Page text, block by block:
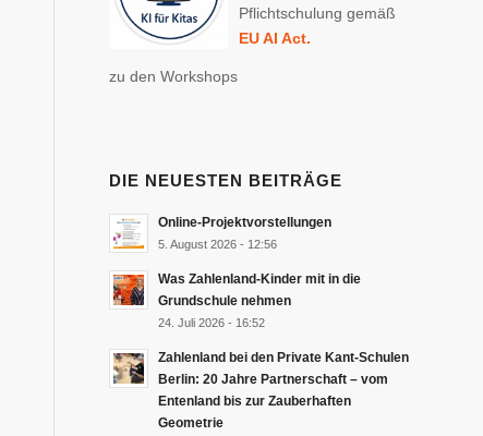
Pflichtschulung gemäß
EU AI Act.
zu den Workshops
DIE NEUESTEN BEITRÄGE
Online-Projektvorstellungen
5. August 2026 - 12:56
Was Zahlenland-Kinder mit in die
Grundschule nehmen
24. Juli 2026 - 16:52
Zahlenland bei den Private Kant-Schulen
Berlin: 20 Jahre Partnerschaft – vom
Entenland bis zur Zauberhaften
Geometrie